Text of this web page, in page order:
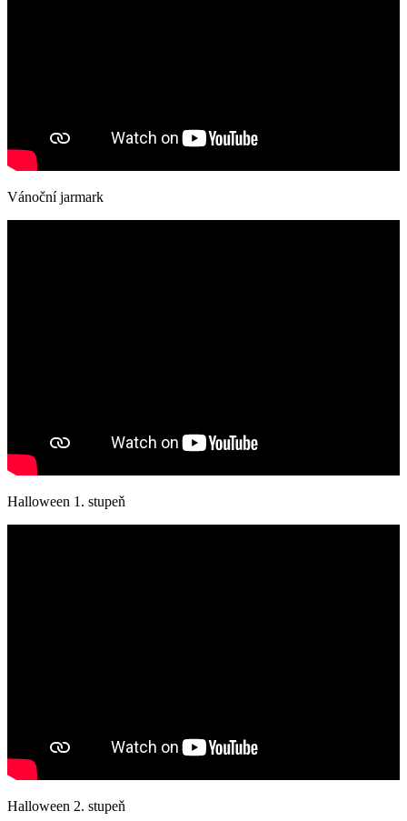
Vánoční jarmark
Halloween 1. stupeň
Halloween 2. stupeň